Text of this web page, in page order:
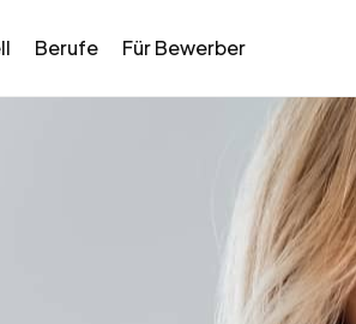
Berufe Für Bewerber